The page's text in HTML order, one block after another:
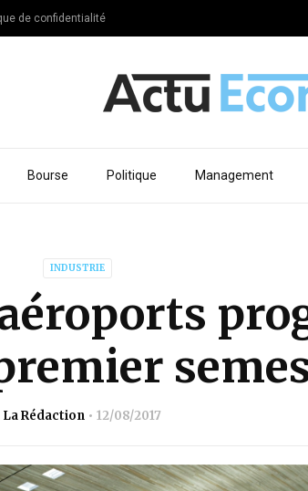
Bourse Politique Management
de confidentialité
INDUSTRIE
La Rédaction 12/08/2017